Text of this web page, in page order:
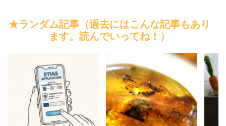
★ランダム記事（過去にはこんな記事もあり
ます。読んでいってね！）